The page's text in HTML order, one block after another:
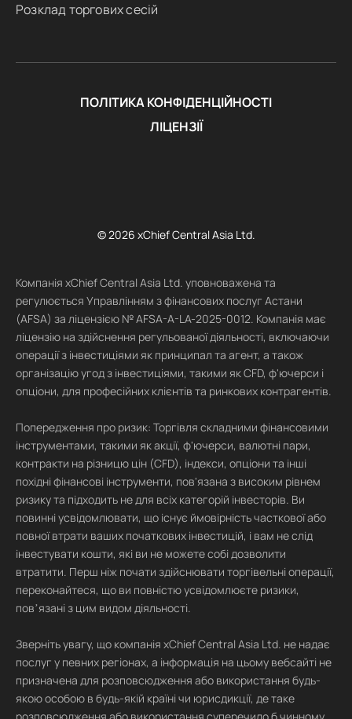
Розклад торгових сесій
ПОЛІТИКА КОНФІДЕНЦІЙНОСТІ
ЛІЦЕНЗІЇ
© 2026 xChief Central Asia Ltd.
Компанія xChief Central Asia Ltd. уповноважена та
регулюється Управлінням з фінансових послуг Астани
(AFSA) за ліцензією № AFSA-A-LA-2025-0012. Компанія має
ліцензію на здійснення регульованої діяльності, включаючи
операції з інвестиціями як принципал та агент, а також
організацію угод з інвестиціями, такими як CFD, ф'ючерси і
опціони, для професійних клієнтів та ринкових контрагентів.
Попередження про ризик: Торгівля складними фінансовими
інструментами, такими як акції, ф'ючерси, валютні пари,
контракти на різницю цін (CFD), індекси, опціони та інші
похідні фінансові інструменти, пов'язана з високим рівнем
ризику та підходить не для всіх категорій інвесторів. Ви
повинні усвідомлювати, що існує ймовірність часткової або
повної втрати ваших початкових інвестицій, і вам не слід
інвестувати кошти, які ви не можете собі дозволити
втратити. Перш ніж почати здійснювати торгівельні операції,
переконайтеся, що ви повністю усвідомлюєте ризики,
повʼязані з цим видом діяльності.
Зверніть увагу, що компанія xChief Central Asia Ltd. не надає
послуг у певних регіонах, а інформація на цьому вебсайті не
призначена для розповсюдження або використання будь-
якою особою в будь-якій країні чи юрисдикції, де таке